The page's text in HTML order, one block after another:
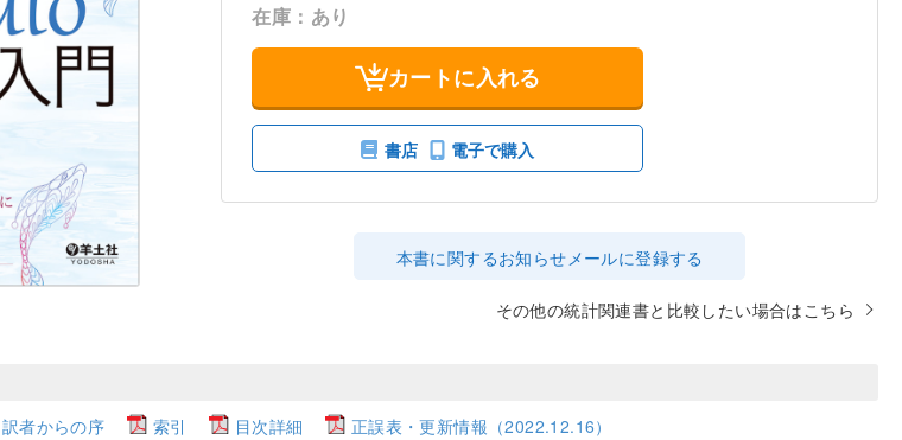
在庫：あり
カートに入れる
書店 電子で購入
本書に関するお知らせメールに登録する
その他の統計関連書と比較したい場合はこちら
訳者からの序 索引 目次詳細 正誤表・更新情報（2022.12.16）